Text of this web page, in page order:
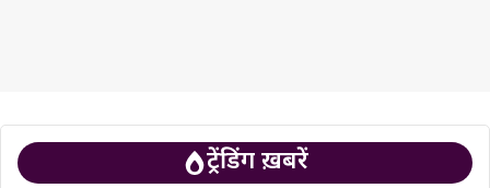
ट्रेंडिंग ख़बरें